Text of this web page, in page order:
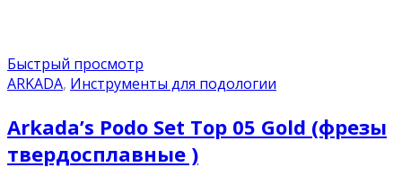
Быстрый просмотр
ARKADA, Инструменты для подологии
Arkada’s Podo Set Top 05 Gold (фрезы
твердосплавные )